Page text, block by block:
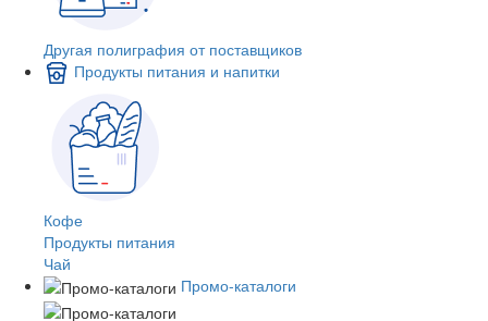
Другая полиграфия от поставщиков
Продукты питания и напитки
Кофе
Продукты питания
Чай
Промо-каталоги